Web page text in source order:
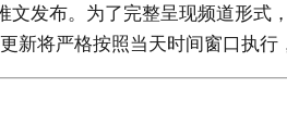
发布。为了完整呈现频道形式
将严格按照当天时间窗口执行